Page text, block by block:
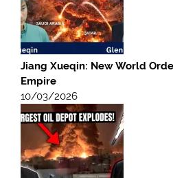
Jiang Xueqin: New World
Empire
10/03/2026